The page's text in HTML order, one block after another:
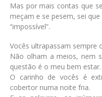
Mas por mais contas que
meçam e se pesem, sei
“impossível”.
Vocês ultrapassam sempre
Não olham a meios, nem
questão é o meu bem estar.
O carinho de vocês é
cobertor numa noite fria.